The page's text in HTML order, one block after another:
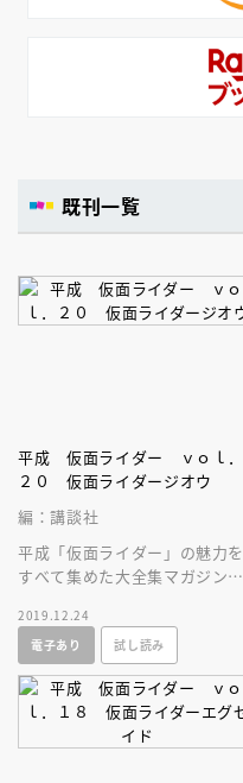
既刊一覧
平成 仮面ライダー ｖｏｌ．
２０ 仮面ライダージオウ
編：講談社
平成「仮面ライダー」の魅力を
すべて集めた大全集マガジン！
面ライダージオウ」を大特集！
2019.12.24
電子あり
試し読み